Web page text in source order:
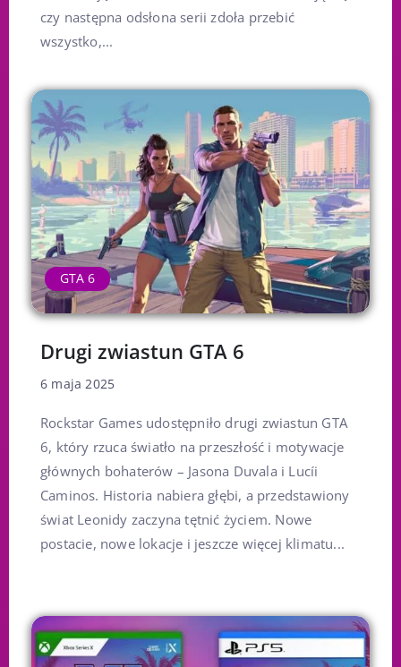
czy następna odsłona serii zdoła przebić
wszystko,...
GTA 6
Drugi zwiastun GTA 6
6 maja 2025
Rockstar Games udostępniło drugi zwiastun GTA
6, który rzuca światło na przeszłość i motywacje
głównych bohaterów – Jasona Duvala i Lucíi
Caminos. Historia nabiera głębi, a przedstawiony
świat Leonidy zaczyna tętnić życiem. Nowe
postacie, nowe lokacje i jeszcze więcej klimatu...